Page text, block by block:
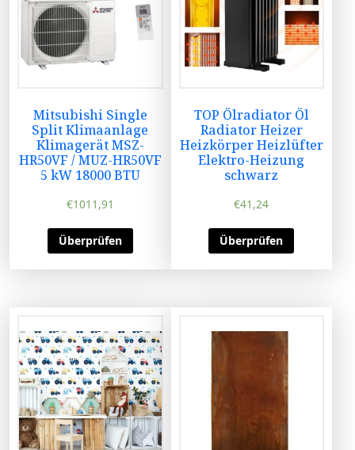
Mitsubishi Single
Split Klimaanlage
Klimagerät MSZ-
HR50VF / MUZ-HR50VF
5 kW 18000 BTU
€1011,91
Überprüfen
TOP Ölradiator Öl
Radiator Heizer
Heizkörper Heizlüfter
Elektro-Heizung
schwarz
€41,24
Überprüfen